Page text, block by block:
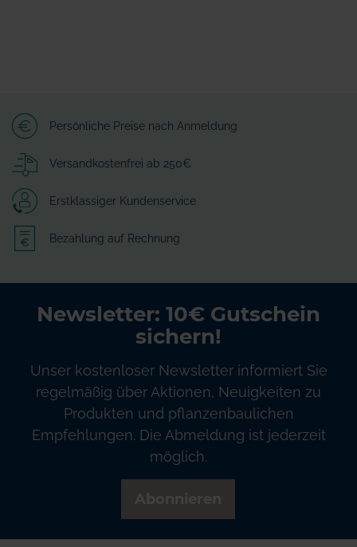
Persönliche Preise nach Anmeldung
Versandkostenfrei ab 250€
Erstklassiger Kundenservice
Bezahlung auf Rechnung
Newsletter: 10€ Gutschein
sichern!
Unser kostenloser Newsletter informiert Sie
regelmäßig über Aktionen, Neuigkeiten zu
Produkten und pflanzenbaulichen
Empfehlungen. Die Abmeldung ist jederzeit
möglich.